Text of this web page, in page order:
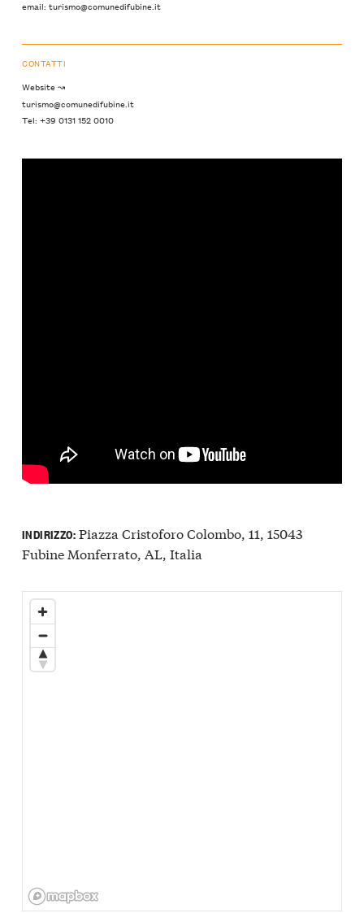
email: turismo@comunedifubine.it
CONTATTI
Website ↝
turismo@comunedifubine.it
Tel: +39 0131 152 0010
INDIRIZZO:Piazza Cristoforo Colombo, 11, 15043
Fubine Monferrato, AL, Italia